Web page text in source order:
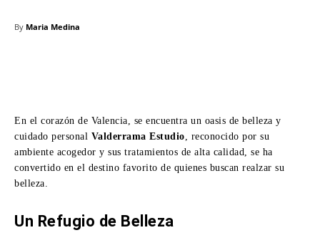
By Maria Medina
En el corazón de Valencia, se encuentra un oasis de belleza y
cuidado personal Valderrama Estudio , reconocido por su
ambiente acogedor y sus tratamientos de alta calidad, se ha
convertido en el destino favorito de quienes buscan realzar su
belleza.
Un Refugio de Belleza